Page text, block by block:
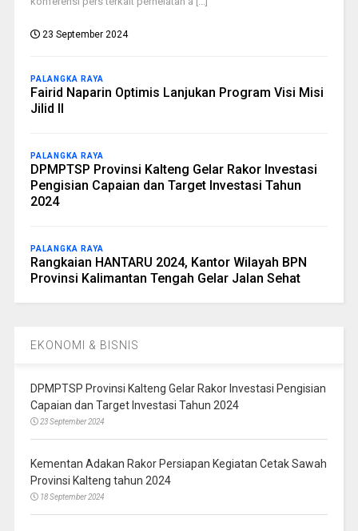
23 September 2024
PALANGKA RAYA
Fairid Naparin Optimis Lanjukan Program Visi Misi
Jilid II
PALANGKA RAYA
DPMPTSP Provinsi Kalteng Gelar Rakor Investasi
Pengisian Capaian dan Target Investasi Tahun
2024
PALANGKA RAYA
Rangkaian HANTARU 2024, Kantor Wilayah BPN
Provinsi Kalimantan Tengah Gelar Jalan Sehat
EKONOMI & BISNIS
DPMPTSP Provinsi Kalteng Gelar Rakor Investasi Pengisian
Capaian dan Target Investasi Tahun 2024
23 September 2024
Kementan Adakan Rakor Persiapan Kegiatan Cetak Sawah
Provinsi Kalteng tahun 2024
18 September 2024